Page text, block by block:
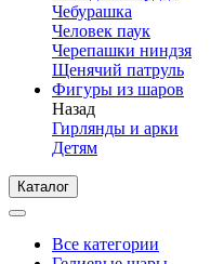
Чебурашка
Человек паук
Черепашки ниндзя
Щенячий патруль
Фигуры из шаров
Назад
Гирлянды и арки
Детям
Каталог
Все категории